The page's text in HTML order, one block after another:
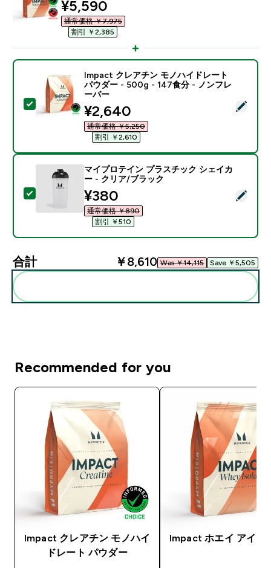
discounted price
¥5,590‎
通常価格 ￥7,975‎
割引 ￥2,385‎
この商品を選択 - Impact クレアチン モノハイドレ
Impact クレアチン モノハイドレート
パウダー - 500g - 147食分 - ノンフレ
ーバー
discounted price
¥2,640‎
通常価格 ￥5,250‎
割引 ￥2,610‎
この商品を選択 - マイプロテイン プラスチック シェ
マイプロテイン プラスチック シェイカ
ー - クリア/ブラック
discounted price
¥380‎
通常価格 ￥890‎
割引 ￥510‎
合計 ￥8,610‎ Was ￥14,115‎ Save ￥5,505‎
Recommended for you
Impact クレアチン モノハイ
ドレート パウダー
Impact ホエイ アイソ